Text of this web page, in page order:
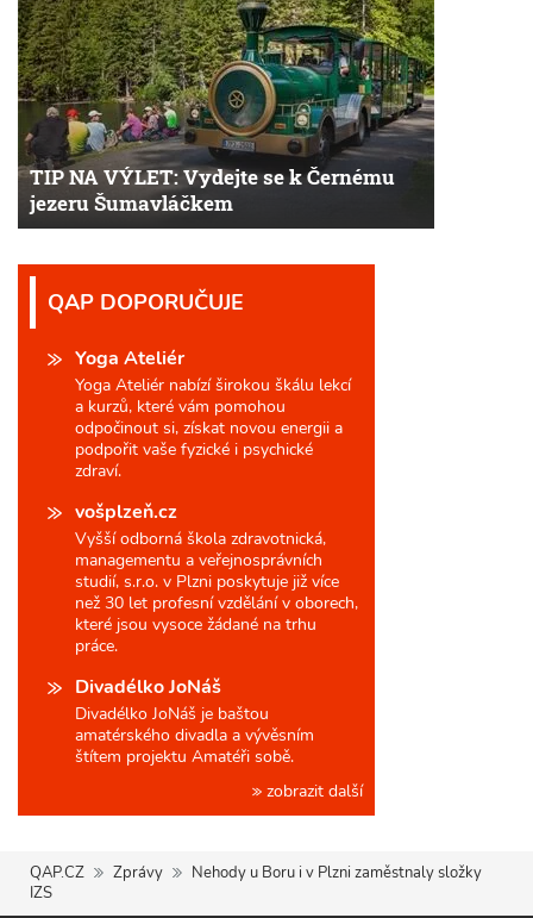
TIP NA VÝLET: Vydejte se k Černému
jezeru Šumavláčkem
QAP DOPORUČUJE
Yoga Ateliér
Yoga Ateliér nabízí širokou škálu lekcí
a kurzů, které vám pomohou
odpočinout si, získat novou energii a
podpořit vaše fyzické i psychické
zdraví.
vošplzeň.cz
Vyšší odborná škola zdravotnická,
managementu a veřejnosprávních
studií, s.r.o. v Plzni poskytuje již více
než 30 let profesní vzdělání v oborech,
které jsou vysoce žádané na trhu
práce.
Divadélko JoNáš
Divadélko JoNáš je baštou
amatérského divadla a vývěsním
štítem projektu Amatéři sobě.
zobrazit další
QAP.CZ Zprávy
Nehody u Boru i v Plzni zaměstnaly složky
IZS